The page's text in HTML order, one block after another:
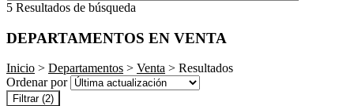
5 Resultados de búsqueda
DEPARTAMENTOS EN VENTA
Inicio > Departamentos > Venta > Resultados
Ordenar por
Filtrar (2)